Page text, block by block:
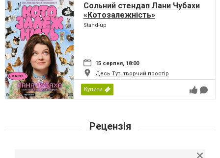
Сольний стендап Лани Чубахи
«Котозалежність»
Stand-up
15 серпня, 18:00
Десь Тут, творчий простір
Купити
Рецензія